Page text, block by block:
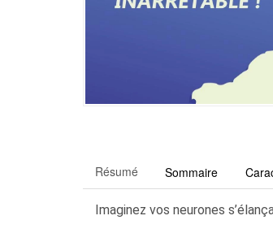
Résumé Sommaire
Imaginez vos neurones